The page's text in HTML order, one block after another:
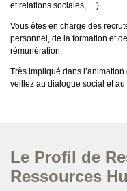
et relations sociales, …).
Vous êtes en charge des
personnel, de la formation et
rémunération.
Très impliqué dans
veillez au dialogue social et au
Le Profil de
Ressources